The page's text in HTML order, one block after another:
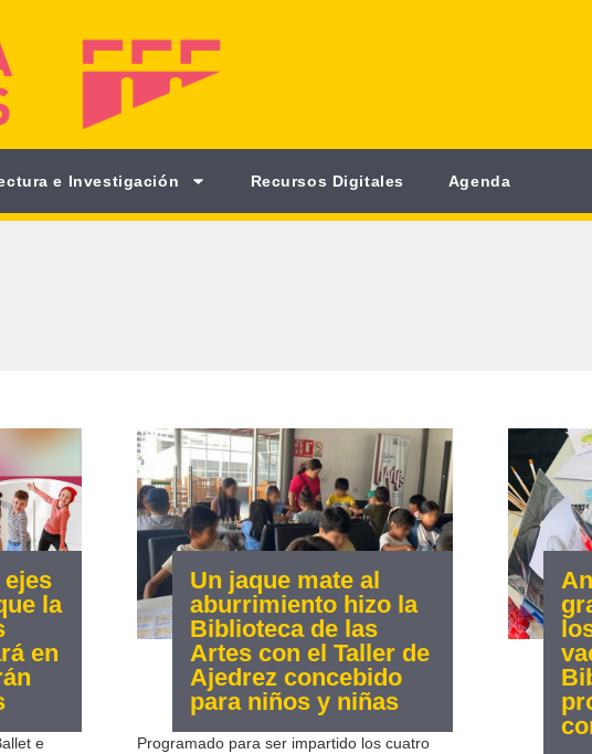
e Investigación Recursos Digitales Agenda
ejes
la
en
e
Un jaque mate al
aburrimiento hizo la
Biblioteca de las
Artes con el Taller de
Ajedrez concebido
para niños y niñas
Programado para ser impartido los cuatro